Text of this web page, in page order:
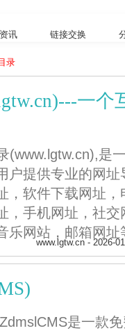
讯 链接交换
录
一个
(www.lgtw.cn),是
户提供专业的网
，软件下载网址，
，手机网址，社
乐网站，邮箱网址
www.lgtw.cn- 2026-
是一款